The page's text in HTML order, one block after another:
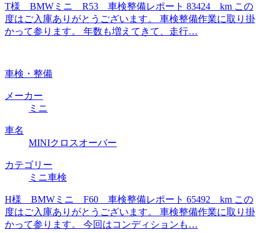
T様 BMWミニ R53 車検整備レポート 83424 km この
度はご入庫ありがとうございます。 車検整備作業に取り掛
かって参ります。 年数も増えてきて、走行…
車検・整備
メーカー
ミニ
車名
MINIクロスオーバー
カテゴリー
ミニ車検
H様 BMWミニ F60 車検整備レポート 65492 km この
度はご入庫ありがとうございます。 車検整備作業に取り掛
かって参ります。 今回はコンディションも…